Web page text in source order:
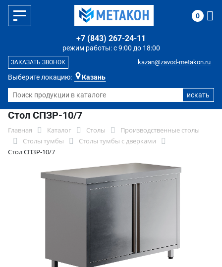
Выберите локацию: Казань
режим работы: с 9:00 до 18:00
+7 (843) 267-24-11
kazan@zavod-metakon.ru
ЗАКАЗАТЬ ЗВОНОК
0
Стол СПЗР-10/7
Главная Каталог Столы
Производственные столы
Столы тумбы
Столы тумбы с дверками
Стол СПЗР-10/7